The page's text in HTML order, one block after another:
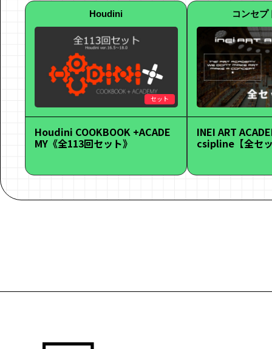
Houdini
セット
Houdini COOKBOOK +ACADE
MY《全113回セット》
コンセプ
INEI ART
csipline【全セ